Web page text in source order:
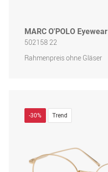
MARC O'POLO Eyewear
502158 22
Rahmenpreis ohne Gläser
-30% Trend